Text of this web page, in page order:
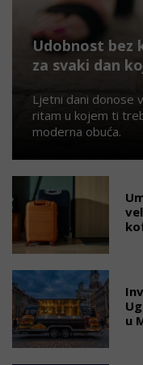
Udobnost bez
za svaki dan
Ljetni dani donose
ritam u kojem ti
moderna obuća.
u